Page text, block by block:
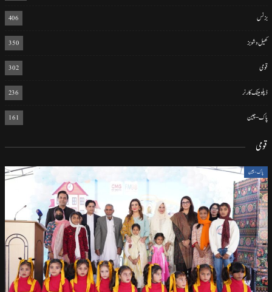
بزنس 406
کھیل و شوبز 350
قومی 302
ڈپلومیٹک کارنر 236
پاک-چین 161
قومی
پاک-چین